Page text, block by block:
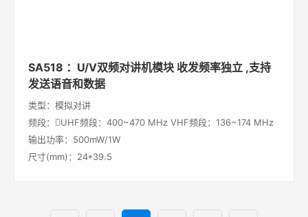
SA518 ：U/V双频对讲机模块 收发频率独立 ,支持
发送语音和数据
类型：模拟对讲
频段：UHF频段：400~470 MHz VHF频段：136~174 MHz
输出功率：500mW/1W
尺寸(mm)：24*39.5